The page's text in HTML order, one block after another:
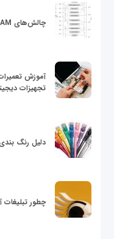
چالش‌های RAM در Workloadهای محاسباتی HPC
آموزش
تجهیزات
دلیل رنگ
چطور تبلیغات